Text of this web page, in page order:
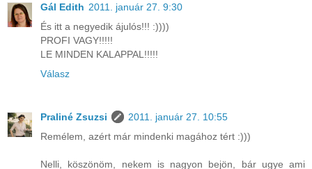
Gál Edith 2011. január 27. 9:30
És itt a negyedik ájulós!!! :))))
PROFI VAGY!!!!!
LE MINDEN KALAPPAL!!!!!
Válasz
Praliné Zsuzsi
2011. január 27. 10:55
Remélem, azért már mindenki magához tért :)))
Nelli, köszönöm, nekem is nagyon bejön, bár ugye ami